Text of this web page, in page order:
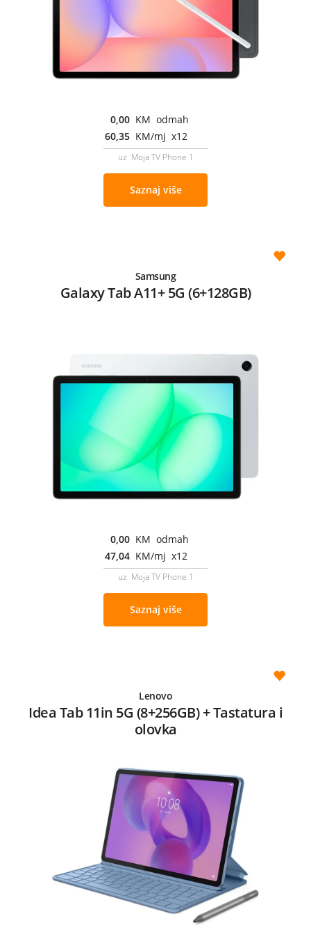
0,00 KM odmah
60,35 KM/mj x12
uz Moja TV Phone 1
Saznaj više
Samsung
Galaxy Tab A11+ 5G (6+128GB)
0,00 KM odmah
47,04 KM/mj x12
uz Moja TV Phone 1
Saznaj više
Lenovo
Idea Tab 11in 5G (8+256GB) + Tastatura i
olovka